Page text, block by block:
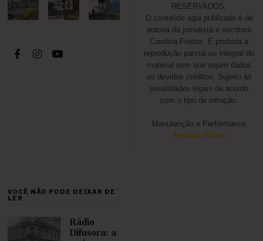
RESERVADOS.
O conteúdo aqui publicado é de
autoria da jornalista e escritora
Carolina Freitas. É proibida a
reprodução parcial ou integral do
material sem que sejam dados
os devidos créditos. Sujeito às
penalidades legais de acordo
com o tipo de infração.
Manutenção e Performance
Agência Pólen
VOCÊ NÃO PODE DEIXAR DE
LER
Rádio
Difusora: a